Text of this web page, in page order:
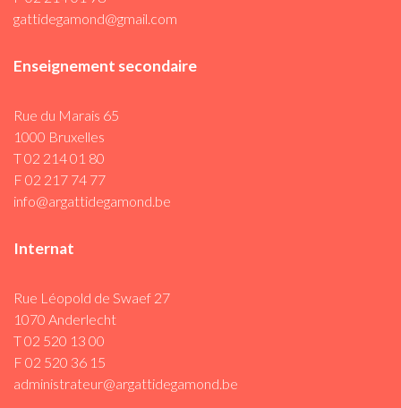
gattidegamond@gmail.com
Enseignement secondaire
Rue du Marais 65
1000 Bruxelles
T 02 214 01 80
F 02 217 74 77
info@argattidegamond.be
Internat
Rue Léopold de Swaef 27
1070 Anderlecht
T 02 520 13 00
F 02 520 36 15
administrateur@argattidegamond.be